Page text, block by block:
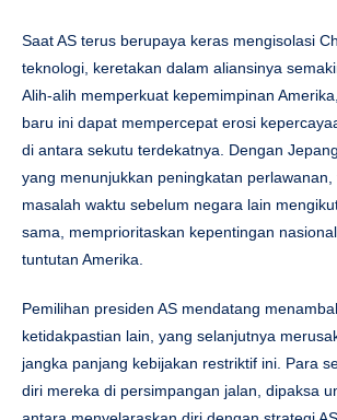
Saat AS terus berupaya keras mengisolasi
teknologi, keretakan dalam aliansinya
Alih-alih memperkuat kepemimpinan
baru ini dapat mempercepat erosi
di antara sekutu terdekatnya. Dengan
yang menunjukkan peningkatan
masalah waktu sebelum negara lain
sama, memprioritaskan kepentingan
tuntutan Amerika.
Pemilihan presiden AS mendatang
ketidakpastian lain, yang selanjutnya
jangka panjang kebijakan restriktif ini. Para
diri mereka di persimpangan jalan, dipaksa